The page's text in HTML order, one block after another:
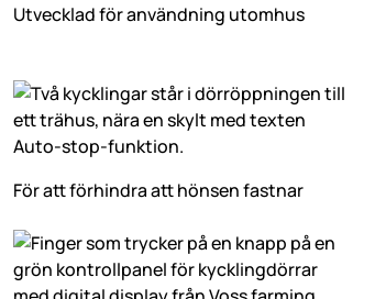
Utvecklad för användning utomhus
För att förhindra att hönsen fastnar